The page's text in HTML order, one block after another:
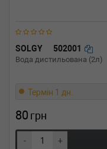
SOLGY 502001
Вода дистильована (2л)
Термін 1 дн.
80 грн
- +